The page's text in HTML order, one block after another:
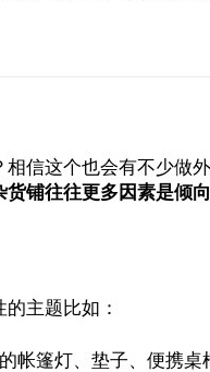
信这个也会有不少做
铺往往更多因素是倾向
的主题比如：
帐篷灯、垫子、便携桌